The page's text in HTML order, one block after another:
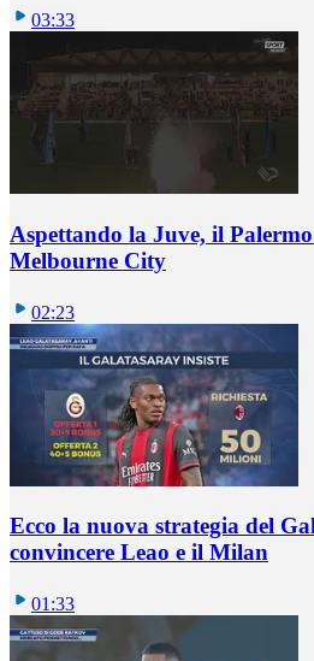
03:33
Aspettando la Juve, il
Melbourne City
02:23
Ecco la nuova strategia del
convincere Leao e il Milan
01:33